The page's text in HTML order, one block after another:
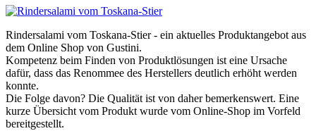
Rindersalami vom Toskana-Stier - ein aktuelles Produktangebot aus
dem Online Shop von Gustini.
Kompetenz beim Finden von Produktlösungen ist eine Ursache
dafür, dass das Renommee des Herstellers deutlich erhöht werden
konnte.
Die Folge davon? Die Qualität ist von daher bemerkenswert. Eine
kurze Übersicht vom Produkt wurde vom Online-Shop im Vorfeld
bereitgestellt.